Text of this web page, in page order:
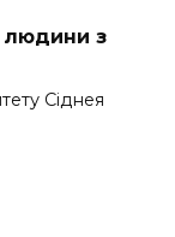
людини з
Сіднея